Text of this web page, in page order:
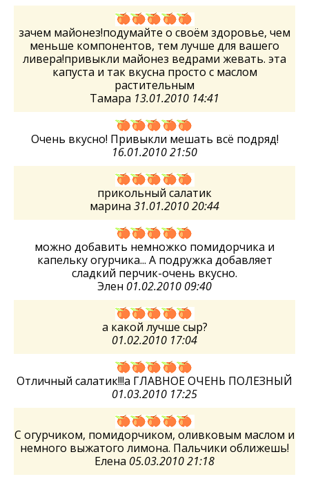
зачем майонез!подумайте о своём здоровье, чем
меньше компонентов, тем лучше для вашего
ливера!привыкли майонез ведрами жевать. эта
капуста и так вкусна просто с маслом
растительным
Тамара 13.01.2010 14:41
Очень вкусно! Привыкли мешать всё подряд!
16.01.2010 21:50
прикольный салатик
марина 31.01.2010 20:44
можно добавить немножко помидорчика и
капельку огурчика... А подружка добавляет
сладкий перчик-очень вкусно.
Элен 01.02.2010 09:40
а какой лучше сыр?
01.02.2010 17:04
Отличный салатик!!!а ГЛАВНОЕ ОЧЕНЬ ПОЛЕЗНЫЙ
01.03.2010 17:25
С огурчиком, помидорчиком, оливковым маслом и
немного выжатого лимона. Пальчики оближешь!
Елена 05.03.2010 21:18